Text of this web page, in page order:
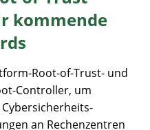
kommende
Root-of-Trust- und
Controller, um
an Rechenzentren